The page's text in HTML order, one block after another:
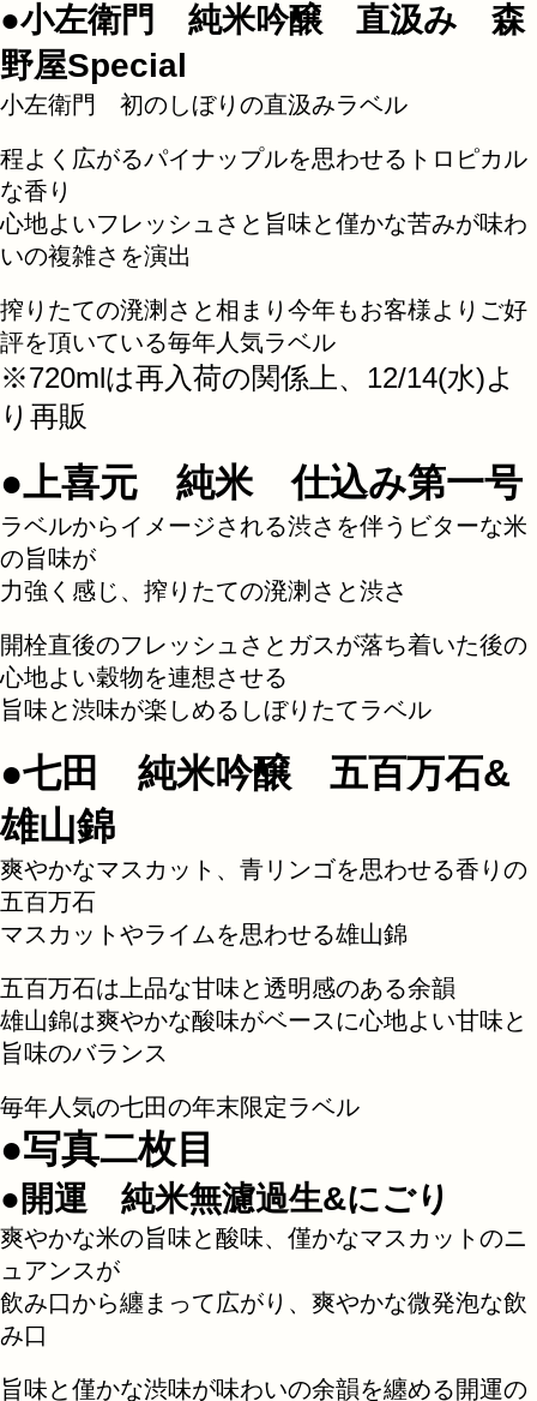
●小左衛門 純米吟醸 直汲み 森
野屋Special
小左衛門 初のしぼりの直汲みラベル
程よく広がるパイナップルを思わせるトロピカル
な香り
心地よいフレッシュさと旨味と僅かな苦みが味わ
いの複雑さを演出
搾りたての溌溂さと相まり今年もお客様よりご好
評を頂いている毎年人気ラベル
※720mlは再入荷の関係上、12/14(水)よ
り再販
●上喜元 純米 仕込み第一号
ラベルからイメージされる渋さを伴うビターな米
の旨味が
力強く感じ、搾りたての溌溂さと渋さ
開栓直後のフレッシュさとガスが落ち着いた後の
心地よい穀物を連想させる
旨味と渋味が楽しめるしぼりたてラベル
●七田 純米吟醸 五百万石&
雄山錦
爽やかなマスカット、青リンゴを思わせる香りの
五百万石
マスカットやライムを思わせる雄山錦
五百万石は上品な甘味と透明感のある余韻
雄山錦は爽やかな酸味がベースに心地よい甘味と
旨味のバランス
毎年人気の七田の年末限定ラベル
●写真二枚目
●開運 純米無濾過生&にごり
爽やかな米の旨味と酸味、僅かなマスカットのニ
ュアンスが
飲み口から纏まって広がり、爽やかな微発泡な飲
み口
旨味と僅かな渋味が味わいの余韻を纏める開運の